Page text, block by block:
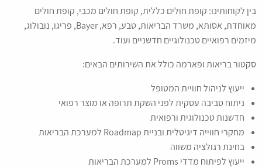
בין לקוחותינו: קופת חולים כללית, קופת חולים מכבי, קופת חולים
מאוחדת, אסותא, משרד הבריאות, טבע, רפא, Bayer, פריגו, נובולוג,
מיזמים רפואיים טכנולוגיים חדשניים ועוד.
סקטור בריאות ופארמה כולל את השירותים הבאים:
ייעוץ לניהול חוויית המטופל
ניתוח סביבה עסקית לפני השקת תרופה או מוצר רפואי
חדשנות טכנולוגית ורפואית
מחקרי חווייה דיגיטלית ובניית Roadmap למערכת הבריאות
בחינת רגולציה משווה
ייעוץ לפיתוח מדדי Proms למערכת הבריאות